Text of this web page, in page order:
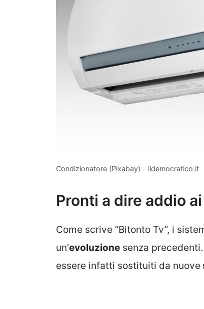
Condizionatore (Pixabay) – ildemocratico.it
Pronti a dire addio
Come scrive “Bitonto Tv”, i
un’evoluzione senza
essere infatti sostituiti da nuove